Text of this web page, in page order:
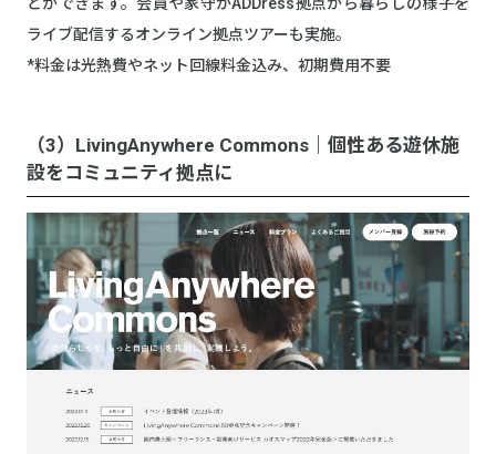
ライブ配信するオンライン拠点ツアーも実施。
*料金は光熱費やネット回線料金込み、初期費用不要
（3）LivingAnywhere Commons｜個性ある遊休施
設をコミュニティ拠点に